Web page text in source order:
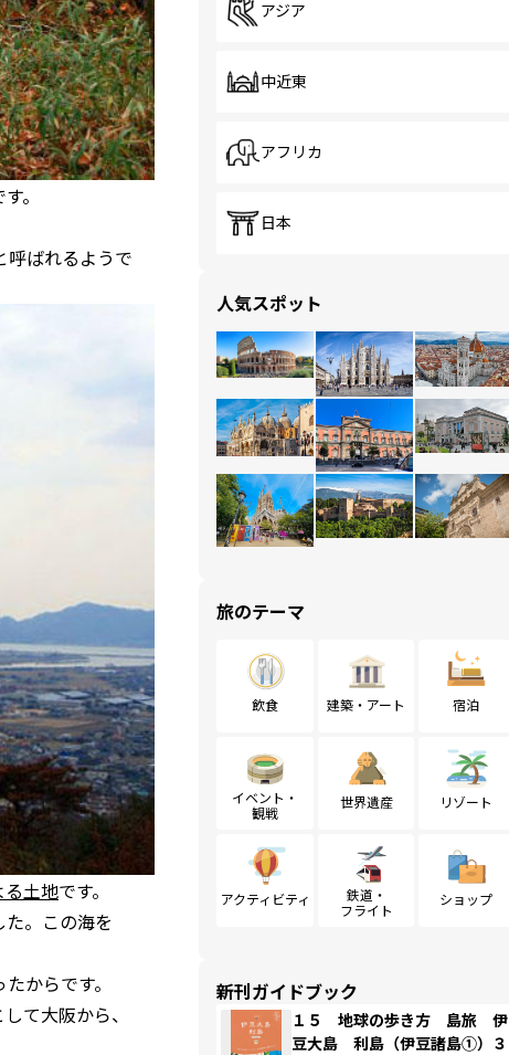
。
呼ばれるようで
る土地です。
。この海を
からです。
て大阪から、
アジア
中近東
アフリカ
日本
人気スポット
旅のテーマ
飲食 建築・アート 宿泊
イベント・
観戦
世界遺産 リゾート
アクティビティ
鉄道・
フライト
ショップ
新刊ガイドブック
１５ 地球の歩き方 島旅 伊
豆大島 利島（伊豆諸島①）３